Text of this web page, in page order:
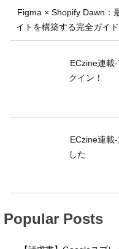
Figma × Shopify Dawn：
イトを構築する完全ガイド
ECzine連載
クイン！
ECzine連載
した
Popular Posts